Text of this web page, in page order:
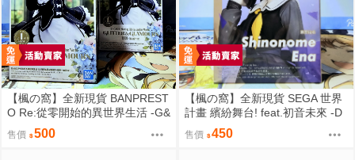
【楓の窩】全新現貨 BANPREST
O Re:從零開始的異世界生活 -G&
G- 雷姆 女僕ver.【日版】
售價 500
【楓の窩】全新現貨 SEGA 世界
計畫 繽紛舞台! feat.初音未來 -D
×D- 東雲繪名【日版】
售價 450